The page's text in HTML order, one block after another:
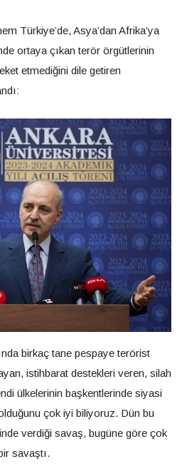
Türkiye’de, Asya’dan Afrika’ya
ortaya çıkan terör örgütlerinin
etmediğini dile getiren
birkaç tane pespaye terörist
istihbarat destekleri veren, silah
ülkelerinin başkentlerinde siyasi
çok iyi biliyoruz. Dün bu
verdiği savaş, bugüne göre çok
savaştı.